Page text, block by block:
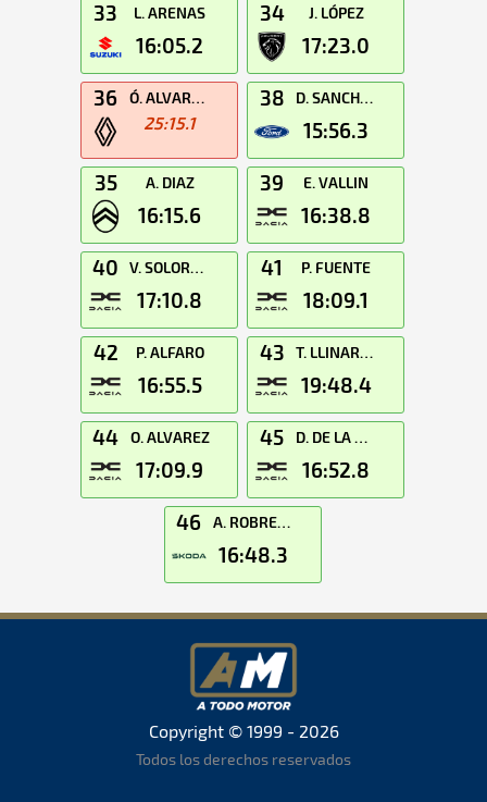
33 L. ARENAS
16:05.2
34 J. LÓPEZ
17:23.0
36 Ó. ALVAREDO
25:15.1
38 D. SANCHEZ
15:56.3
35 A. DIAZ
16:15.6
39 E. VALLIN
16:38.8
40 V. SOLORZANO
17:10.8
41 P. FUENTE
18:09.1
42 P. ALFARO
16:55.5
43 T. LLINARES
19:48.4
44 O. ALVAREZ
17:09.9
45 D. DE LA OSA
16:52.8
46 A. ROBREDO
16:48.3
Copyright © 1999 - 2026
Todos los derechos reservados